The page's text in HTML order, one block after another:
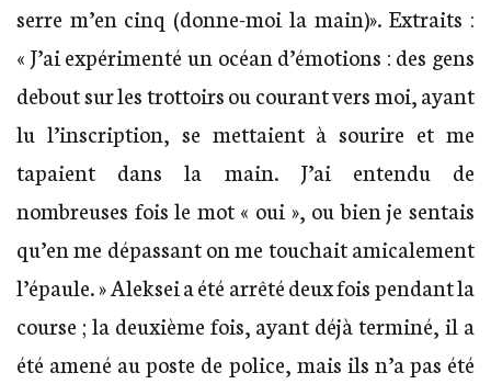
serre m’en cinq (donne-moi la main)». Extraits :
« J’ai expérimenté un océan d’émotions : des gens
debout sur les trottoirs ou courant vers moi, ayant
lu l’inscription, se mettaient à sourire et me
tapaient dans la main. J’ai entendu de
nombreuses fois le mot « oui », ou bien je sentais
qu’en me dépassant on me touchait amicalement
l’épaule. » Aleksei a été arrêté deux fois pendant la
course ; la deuxième fois, ayant déjà terminé, il a
été amené au poste de police, mais ils n’a pas été